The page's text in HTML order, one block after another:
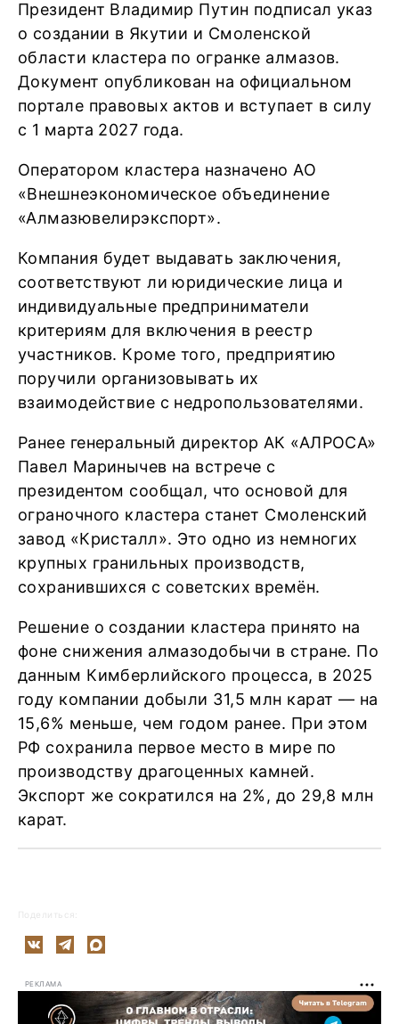
Президент Владимир Путин подписал указ
о создании в Якутии и Смоленской
области кластера по огранке алмазов.
Документ опубликован на официальном
портале правовых актов и вступает в силу
с 1 марта 2027 года.
Оператором кластера назначено АО
«Внешнеэкономическое объединение
«Алмазювелирэкспорт».
Компания будет выдавать заключения,
соответствуют ли юридические лица и
индивидуальные предприниматели
критериям для включения в реестр
участников. Кроме того, предприятию
поручили организовывать их
взаимодействие с недропользователями.
Ранее генеральный директор АК «АЛРОСА»
Павел Маринычев на встрече с
президентом сообщал, что основой для
ограночного кластера станет Смоленский
завод «Кристалл». Это одно из немногих
крупных гранильных производств,
сохранившихся с советских времён.
Решение о создании кластера принято на
фоне снижения алмазодобычи в стране. По
данным Кимберлийского процесса, в 2025
году компании добыли 31,5 млн карат — на
15,6% меньше, чем годом ранее. При этом
РФ сохранила первое место в мире по
производству драгоценных камней.
Экспорт же сократился на 2%, до 29,8 млн
карат.
Поделиться:
РЕКЛАМА